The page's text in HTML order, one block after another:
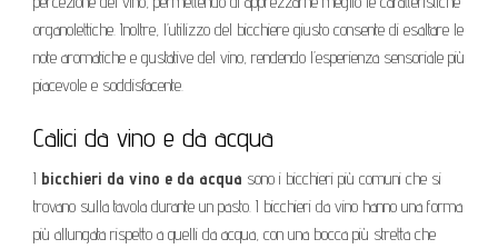
organolettiche. Inoltre, l’utilizzo del bicchiere giusto consente di esaltare le
note aromatiche e gustative del vino, rendendo l’esperienza sensoriale più
piacevole e soddisfacente.
Calici da vino e da acqua
I bicchieri da vino e da acqua sono i bicchieri più comuni che si
trovano sulla tavola durante un pasto. I bicchieri da vino hanno una forma
più allungata rispetto a quelli da acqua, con una bocca più stretta che